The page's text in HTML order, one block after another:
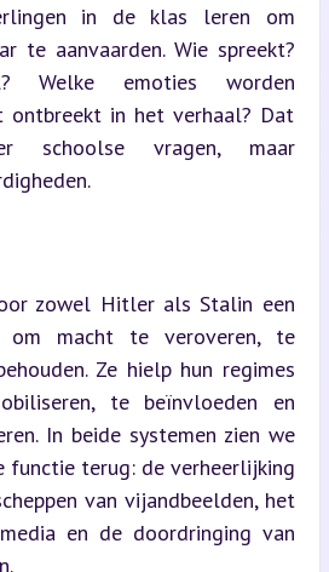
in de klas leren om
te aanvaarden. Wie spreekt?
Welke emoties worden
ontbreekt in het verhaal? Dat
schoolse vragen, maar
zowel Hitler als Stalin een
om macht te veroveren, te
Ze hielp hun regimes
te beïnvloeden en
In beide systemen zien we
terug: de verheerlijking
van vijandbeelden, het
en de doordringing van